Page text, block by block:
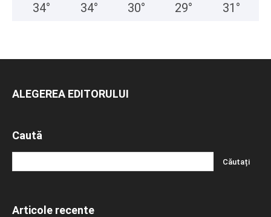
34° 34° 30° 29° 31 °
ALEGEREA EDITORULUI
Caută
Articole recente